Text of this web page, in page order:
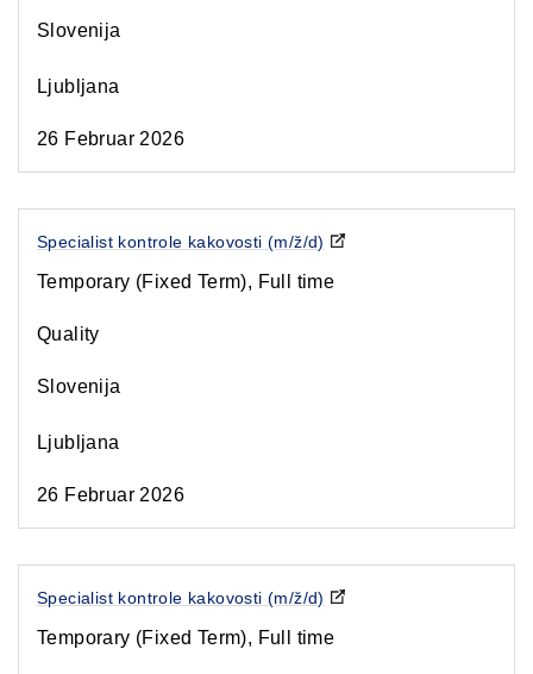
Slovenija
Ljubljana
26 Februar 2026
Specialist kontrole kakovosti (m/ž/d)
Temporary (Fixed Term), Full time
Quality
Slovenija
Ljubljana
26 Februar 2026
Specialist kontrole kakovosti (m/ž/d)
Temporary (Fixed Term), Full time